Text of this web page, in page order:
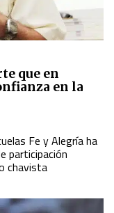
que en
en la
Fe y Alegría ha
participación
chavista